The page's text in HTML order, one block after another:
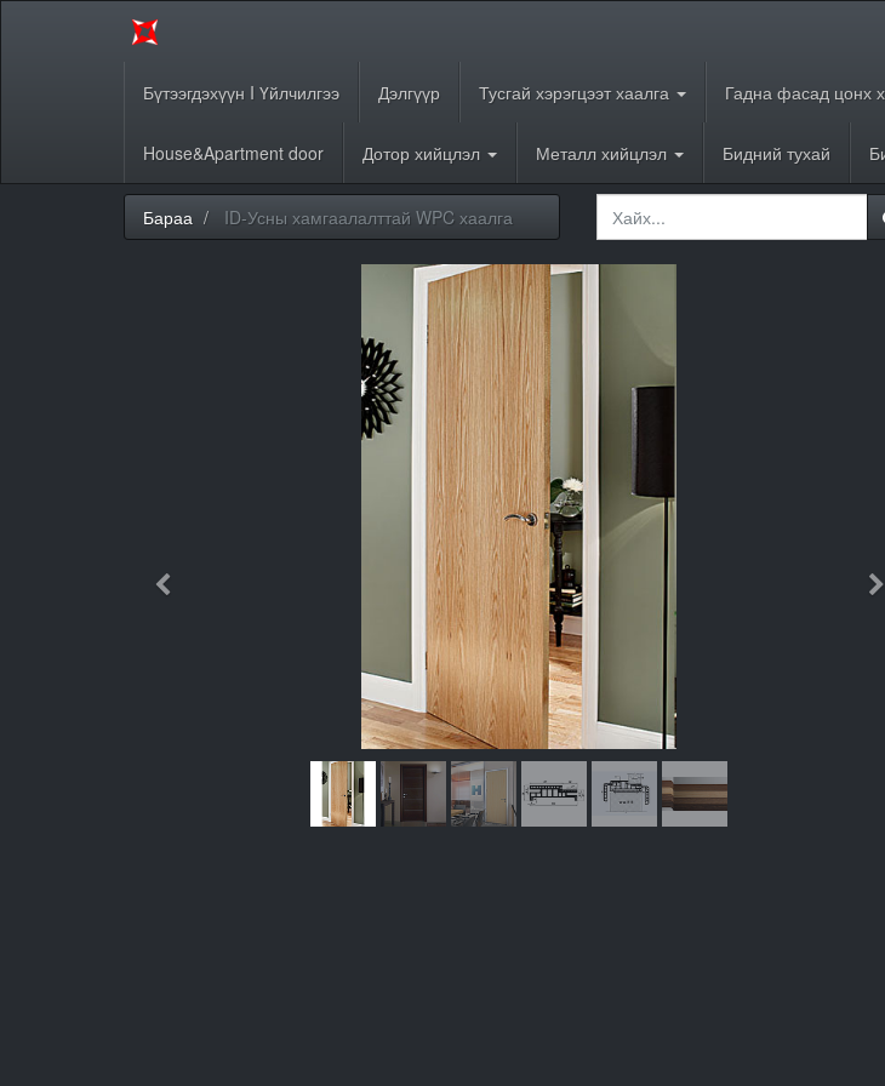
Бүтээгдэхүүн I Үйлчилгээ Дэлгүүр Тусгай хэрэгцээт хаалга Гадна фасад цонх
House&Apartment door Дотор хийцлэл Металл хийцлэл Бидний тухай
Бараа ID-Усны хамгаалалттай WPC хаалга